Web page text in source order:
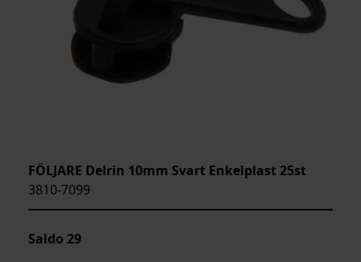
FÖLJARE Delrin 10mm Svart Enkelplast 25st
3810-7099
Saldo 29